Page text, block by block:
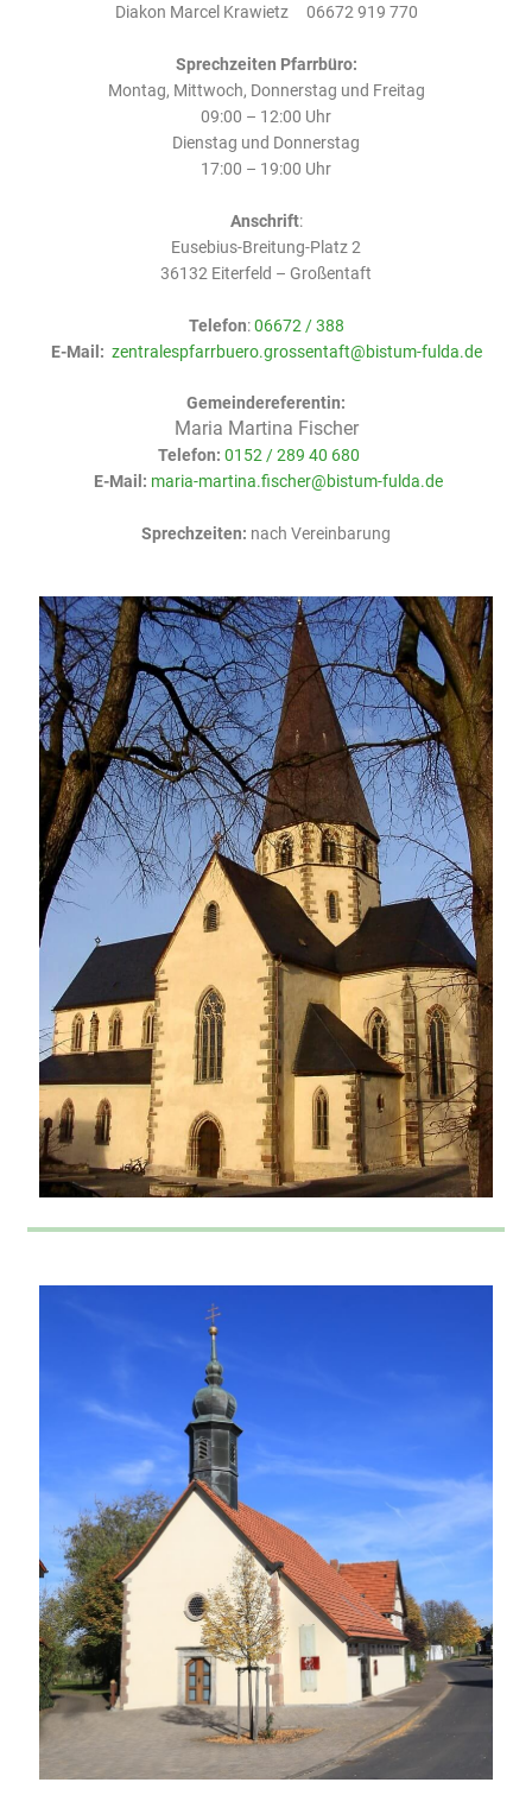
Diakon Marcel Krawietz 06672 919 770
Sprechzeiten Pfarrbüro:
Montag, Mittwoch, Donnerstag und Freitag
09:00 – 12:00 Uhr
Dienstag und Donnerstag
17:00 – 19:00 Uhr
Anschrift:
Eusebius-Breitung-Platz 2
36132 Eiterfeld – Großentaft
Telefon:06672 / 388
E-Mail: zentralespfarrbuero.grossentaft@bistum-fulda.de
Gemeindereferentin:
Maria Martina Fischer
Telefon: 0152 / 289 40 680
E-Mail: maria-martina.fischer@bistum-fulda.de
Sprechzeiten: nach Vereinbarung